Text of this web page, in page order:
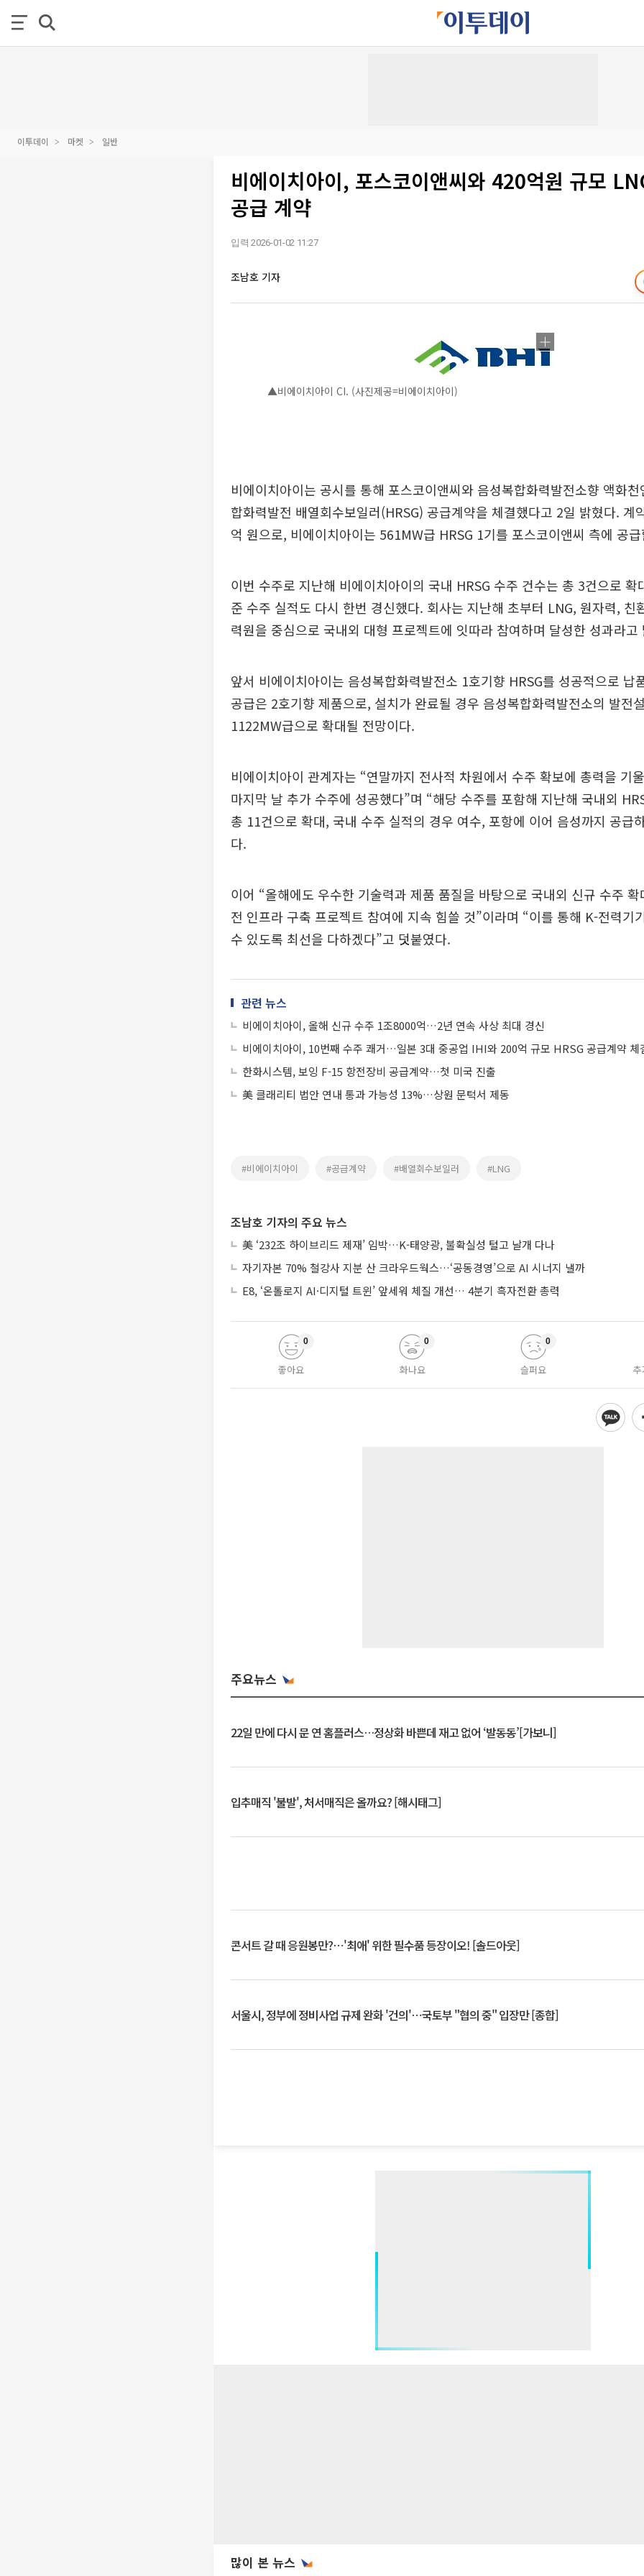
이투데이 마켓 일반
비에이치아이, 포스코이앤씨와 420억원 규모
공급 계약
입력 2026-01-02 11:27
조남호 기자
▲비에이치아이 CI. (사진제공=비에이치아이)
비에이치아이는 공시를 통해 포스코이앤씨와 음성복합화력발전소향 액화
합화력발전 배열회수보일러(HRSG) 공급계약을 체결했다고 2일 밝혔다. 계
억 원으로, 비에이치아이는 561MW급 HRSG 1기를 포스코이앤씨 측에 공
이번 수주로 지난해 비에이치아이의 국내 HRSG 수주 건수는 총 3건으로 확
준 수주 실적도 다시 한번 경신했다. 회사는 지난해 초부터 LNG, 원자력, 친
력원을 중심으로 국내외 대형 프로젝트에 잇따라 참여하며 달성한 성과라고
앞서 비에이치아이는 음성복합화력발전소 1호기향 HRSG를 성공적으로 납
공급은 2호기향 제품으로, 설치가 완료될 경우 음성복합화력발전소의 발전
1122MW급으로 확대될 전망이다.
비에이치아이 관계자는 “연말까지 전사적 차원에서 수주 확보에 총력을 기
마지막 날 추가 수주에 성공했다”며 “해당 수주를 포함해 지난해 국내외
총 11건으로 확대, 국내 수주 실적의 경우 여수, 포항에 이어 음성까지 공급
다.
이어 “올해에도 우수한 기술력과 제품 품질을 바탕으로 국내외 신규 수주
전 인프라 구축 프로젝트 참여에 지속 힘쓸 것”이라며 “이를 통해 K-전력기
수 있도록 최선을 다하겠다”고 덧붙였다.
관련 뉴스
비에이치아이, 올해 신규 수주 1조8000억…2년 연속 사상 최대 경신
비에이치아이, 10번째 수주 쾌거…일본 3대 중공업 IHI와 200억 규모 HRSG 공급계약 체
한화시스템, 보잉 F-15 항전장비 공급계약…첫 미국 진출
美 클래리티 법안 연내 통과 가능성 13%…상원 문턱서 제동
#비에이치아이 #공급계약 #배열회수보일러 #LNG
조남호 기자의 주요 뉴스
美 ‘232조 하이브리드 제재’ 임박…K-태양광, 불확실성 털고 날개 다나
자기자본 70% 철강사 지분 산 크라우드웍스…‘공동경영’으로 AI 시너지 낼까
E8, ‘온톨로지 AI·디지털 트윈’ 앞세워 체질 개선… 4분기 흑자전환 총력
좋아요
0
화나요
0
슬퍼요
0
주요뉴스
22일 만에 다시 문 연 홈플러스…정상화 바쁜데 재고 없어 ‘발동동’[가보니]
입추매직 '불발', 처서매직은 올까요? [해시태그]
콘서트 갈 때 응원봉만?⋯'최애' 위한 필수품 등장이오! [솔드아웃]
서울시, 정부에 정비사업 규제 완화 '건의'⋯국토부 "협의 중" 입장만 [종합]
많이 본 뉴스